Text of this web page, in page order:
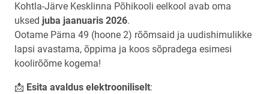
Kohtla-Järve Kesklinna Põhikooli eelkool avab oma
uksed juba jaanuaris 2026.
Ootame Pärna 49 (hoone 2) rõõmsaid ja uudishimulikke
lapsi avastama, õppima ja koos sõpradega esimesi
koolirõõme kogema!
📩 Esita avaldus elektrooniliselt: